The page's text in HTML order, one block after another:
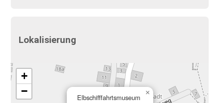
Lokalisierung
Elbschifffahrtsmuseum
×
+
−